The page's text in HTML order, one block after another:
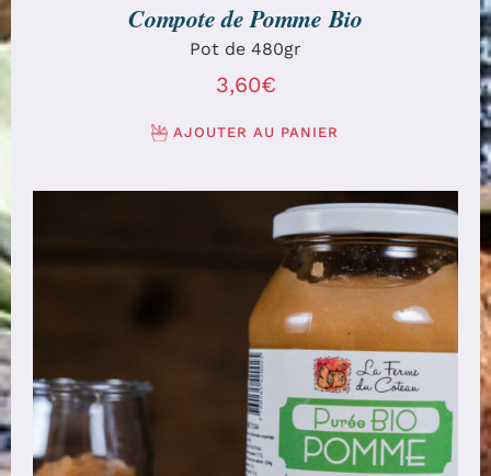
Compote de Pomme Bio
Pot de 480gr
3,60€
AJOUTER AU PANIER
AJOUTER AU PANIER / DÉTAILS